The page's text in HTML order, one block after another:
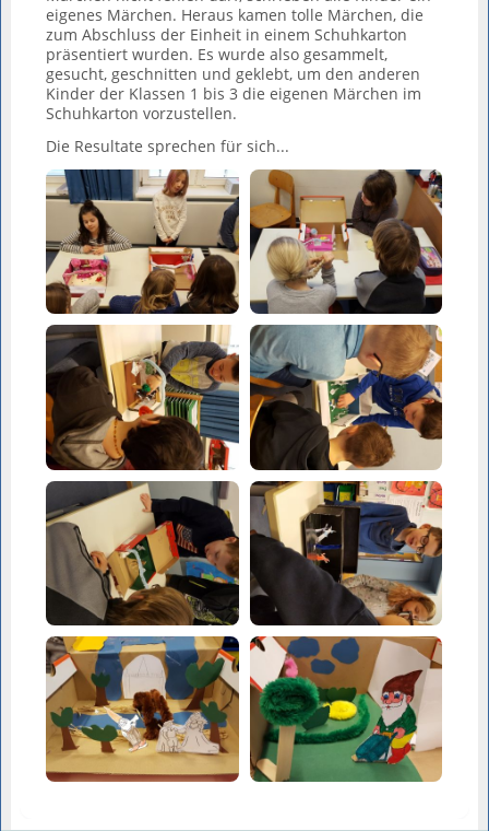
eigenes Märchen. Heraus kamen tolle Märchen, die
zum Abschluss der Einheit in einem Schuhkarton
präsentiert wurden. Es wurde also gesammelt,
gesucht, geschnitten und geklebt, um den anderen
Kinder der Klassen 1 bis 3 die eigenen Märchen im
Schuhkarton vorzustellen.
Die Resultate sprechen für sich...